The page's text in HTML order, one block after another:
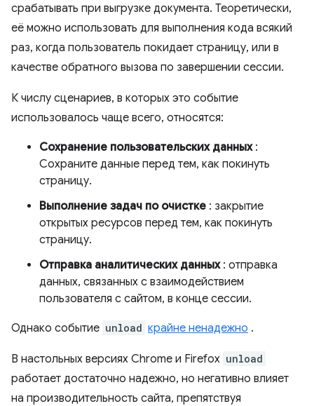
срабатывать при выгрузке документа. Теоретически,
её можно использовать для выполнения кода всякий
раз, когда пользователь покидает страницу, или в
качестве обратного вызова по завершении сессии.
К числу сценариев, в которых это событие
использовалось чаще всего, относятся:
Сохранение пользовательских данных:
Сохраните данные перед тем, как покинуть
страницу.
Выполнение задач по очистке : закрытие
открытых ресурсов перед тем, как покинуть
страницу.
Отправка аналитических данных: отправка
данных, связанных с взаимодействием
пользователя с сайтом, в конце сессии.
Однако событие unload крайне ненадежно .
В настольных версиях Chrome и Firefox unload
работает достаточно надежно, но негативно влияет
на производительность сайта, препятствуя